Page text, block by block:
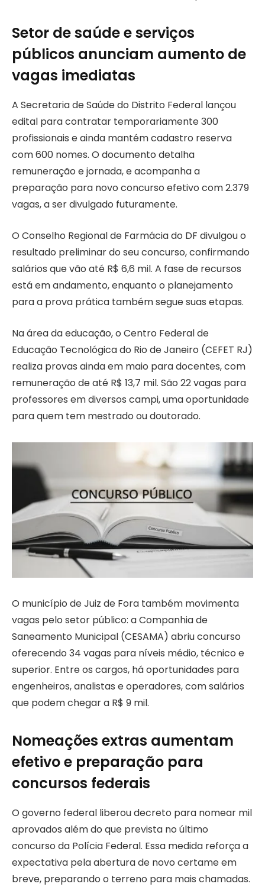
Setor de saúde e serviços
públicos anunciam aumento de
vagas imediatas
A Secretaria de Saúde do Distrito Federal lançou
edital para contratar temporariamente 300
profissionais e ainda mantém cadastro reserva
com 600 nomes. O documento detalha
remuneração e jornada, e acompanha a
preparação para novo concurso efetivo com 2.379
vagas, a ser divulgado futuramente.
O Conselho Regional de Farmácia do DF divulgou o
resultado preliminar do seu concurso, confirmando
salários que vão até R$ 6,6 mil. A fase de recursos
está em andamento, enquanto o planejamento
para a prova prática também segue suas etapas.
Na área da educação, o Centro Federal de
Educação Tecnológica do Rio de Janeiro (CEFET RJ)
realiza provas ainda em maio para docentes, com
remuneração de até R$ 13,7 mil. São 22 vagas para
professores em diversos campi, uma oportunidade
para quem tem mestrado ou doutorado.
O município de Juiz de Fora também movimenta
vagas pelo setor público: a Companhia de
Saneamento Municipal (CESAMA) abriu concurso
oferecendo 34 vagas para níveis médio, técnico e
superior. Entre os cargos, há oportunidades para
engenheiros, analistas e operadores, com salários
que podem chegar a R$ 9 mil.
Nomeações extras aumentam
efetivo e preparação para
concursos federais
O governo federal liberou decreto para nomear mil
aprovados além do que prevista no último
concurso da Polícia Federal. Essa medida reforça a
expectativa pela abertura de novo certame em
breve, preparando o terreno para mais chamadas.